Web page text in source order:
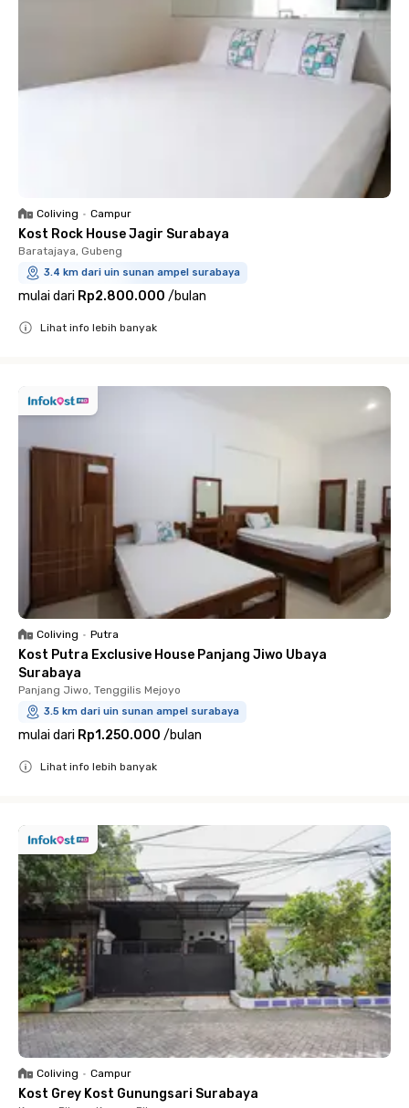
Coliving • Campur
Kost Rock House Jagir Surabaya
Baratajaya, Gubeng
3.4 km dari uin sunan ampel surabaya
mulai dari Rp2.800.000 /bulan
Lihat info lebih banyak
Coliving • Putra
Kost Putra Exclusive House Panjang Jiwo Ubaya
Surabaya
Panjang Jiwo, Tenggilis Mejoyo
3.5 km dari uin sunan ampel surabaya
mulai dari Rp1.250.000 /bulan
Lihat info lebih banyak
Coliving • Campur
Kost Grey Kost Gunungsari Surabaya